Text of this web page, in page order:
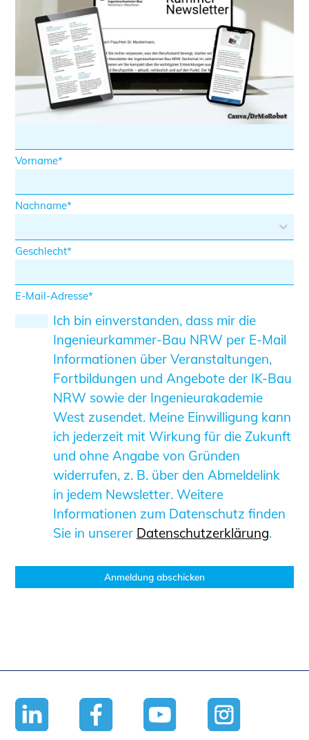
Staatlich anerkannte Sachverständige
Öffentlich bestellte und vereidigte
Sachverständige
Prüfsachverständige
Qualifizierte Tragwerksplaner/-innen
Bauvorlageberechtigte
Funktionsprüfung privater
Abwasserleitungen
Ingenieurkammern
Zusatzqualifikationen
Informationen für Auftraggeber und
Verbraucher
Ingenieursuche (Mitglieder der IK-Bau
Fachlisten
Bauherren-ABC
Informationen für Schülerinnen,
Schüler und Studierende
Projekte für Schülerinnen und Schüler
START.ING. Das Studierenden Praxis-
Programm
Wissenswertes für Studierende
Wettbewerbe für Studierende
Kammer Newsletter
Ingenieurakademie West
Vorname
Nachname
Geschlecht
E-Mail-Adresse
Ich bin einverstanden, dass mir die
Ingenieurkammer-Bau NRW per E-Mail
Informationen über Veranstaltungen,
Fortbildungen und Angebote der IK-Bau
NRW sowie der Ingenieurakademie
West zusendet. Meine Einwilligung kann
ich jederzeit mit Wirkung für die Zukunft
und ohne Angabe von Gründen
widerrufen, z. B. über den Abmeldelink
in jedem Newsletter. Weitere
Informationen zum Datenschutz finden
Sie in unserer Datenschutzerklärung.